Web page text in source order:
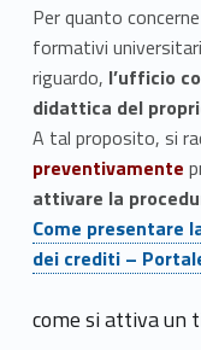
Per quanto
formativi
riguardo, l’ufficio
didattica del
A tal proposito, si
preventivamente
attivare la
Come presentare
dei crediti –
come si attiva un